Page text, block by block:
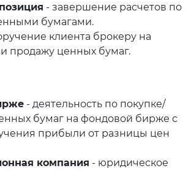
- завершение расчетов по
бумагами.
клиента брокеру на
продажу ценных бумаг.
- деятельность по покупке/
бумаг на фондовой бирже с
прибыли от разницы цен
компания - юридическое